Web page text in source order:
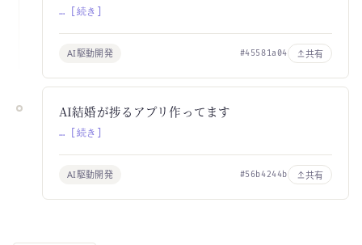
… [続き]
AI駆動開発 #45581a04 共有
AI結婚が捗るアプリ作ってます
… [続き]
AI駆動開発 #56b4244b 共有